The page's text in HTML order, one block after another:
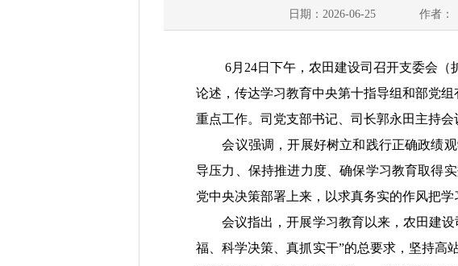
日期：2026-06-25 作者：
6月24日下午，农田建设司召开支委会
论述，传达学习教育中央第十指导组和部党组
重点工作。司党支部书记、司长郭永田主持会
会议强调 ，开展好树立和践行正确政绩
导压力、保持推进力度、确保学习教育取得
党中央决策部署上来，以求真务实的作风把学
会议指出，开展学习教育以来， 农田建设
福、科学决策、真抓实干”的总要求，坚持高